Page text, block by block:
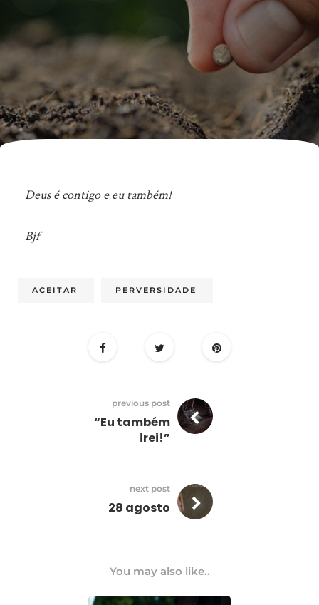
Deus é contigo e eu também!
Bjf
ACEITAR PERVERSIDADE
previous post
“Eu também
irei!”
next post
28 agosto
You may also like..